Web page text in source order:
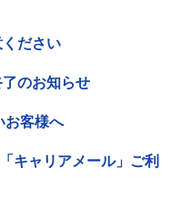
ださい
了のお知らせ
お客様へ
キャリアメール」ご利